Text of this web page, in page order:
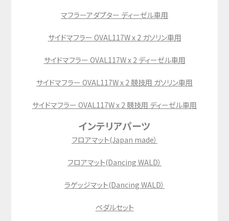
マフラーアダプター ディーゼル車用
サイドマフラー OVAL117W x 2 ガソリン車用
サイドマフラー OVAL117W x 2 ディーゼル車用
サイドマフラー OVAL117W x 2 競技用 ガソリン車用
サイドマフラー OVAL117W x 2 競技用 ディーゼル車用
インテリアパーツ
フロアマット(Japan made）
フロアマット(Dancing WALD）
ラゲッジマット(Dancing WALD）
ペダルセット